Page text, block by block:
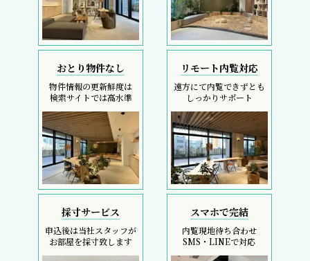
おとり物件なし
物件情報の更新鮮度は
検索サイトでは高水準
リモート内覧対応
遠方にて内覧できずとも
しっかりサポート
採寸サービス
申込後は当社スタッフが
お部屋を採寸致します
スマホで完結
内覧現地待ち合わせ
SMS・LINEで対応